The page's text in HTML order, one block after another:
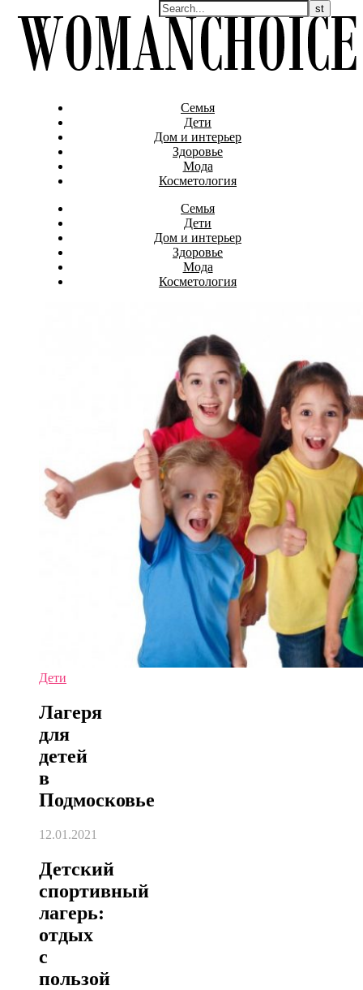
Семья
Дети
Дом и интерьер
Здоровье
Мода
Косметология
Семья
Дети
Дом и интерьер
Здоровье
Мода
Косметология
Дети
Лагеря
для
детей
в
Подмосковье
12.01.2021
Детский
спортивный
лагерь:
отдых
с
пользой